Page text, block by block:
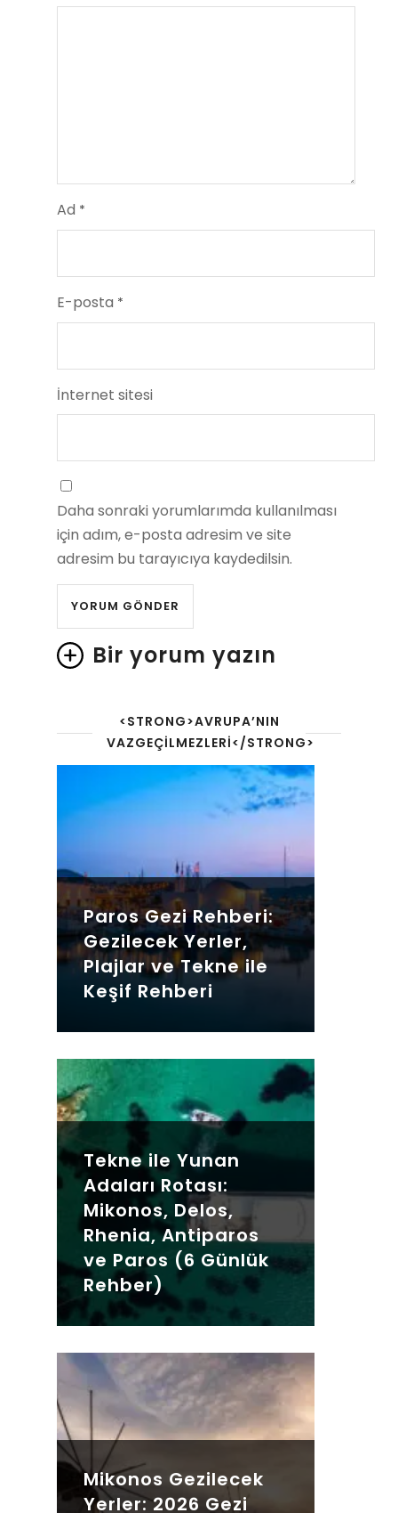
Ad *
E-posta *
İnternet sitesi
Daha sonraki yorumlarımda kullanılması
için adım, e-posta adresim ve site
adresim bu tarayıcıya kaydedilsin.
Bir yorum yazın
<STRONG>AVRUPA’NIN
VAZGEÇILMEZLERI</STRONG>
Paros Gezi Rehberi:
Gezilecek Yerler,
Plajlar ve Tekne ile
Keşif Rehberi
Tekne ile Yunan
Adaları Rotası:
Mikonos, Delos,
Rhenia, Antiparos
ve Paros (6 Günlük
Rehber)
Mikonos Gezilecek
Yerler: 2026 Gezi